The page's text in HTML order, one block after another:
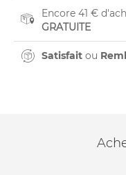
Encore 41 €
GRATUITE
Satisfait ou